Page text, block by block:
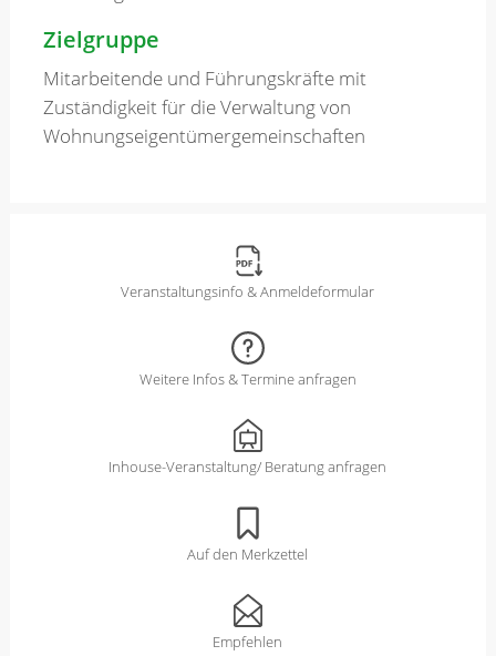
Zielgruppe
Mitarbeitende und Führungskräfte mit
Zuständigkeit für die Verwaltung von
Wohnungseigentümergemeinschaften
Veranstaltungsinfo & Anmeldeformular
Weitere Infos & Termine anfragen
Inhouse-Veranstaltung/ Beratung anfragen
Auf den Merkzettel
Empfehlen